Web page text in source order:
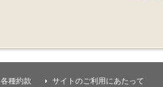
各種約款 サイトのご利用にあたって